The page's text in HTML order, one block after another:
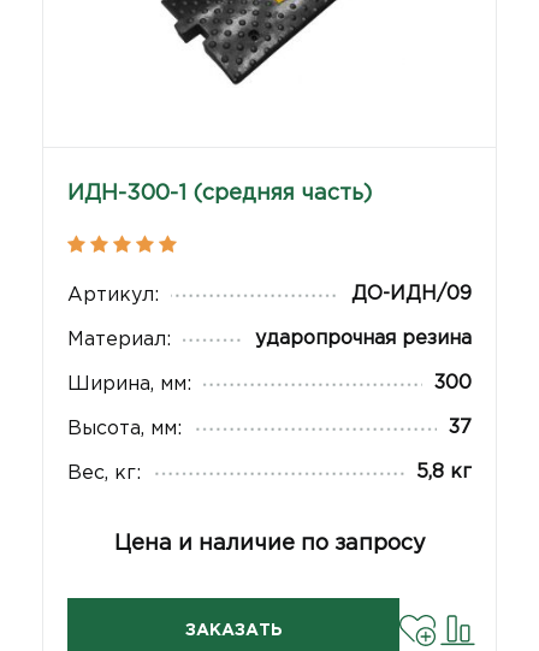
ИДН-300-1 (средняя часть)
Артикул: ДО-ИДН/09
Материал: ударопрочная резина
Ширина, мм: 300
Высота, мм: 37
Вес, кг: 5,8 кг
Цена и наличие по запросу
ЗАКАЗАТЬ